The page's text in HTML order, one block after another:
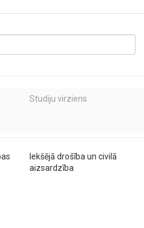
Studiju virziens
Iekšējā drošība un civilā
aizsardzība